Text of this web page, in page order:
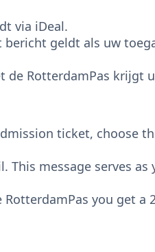
via iDeal.
geldt als uw
RotterdamPas krijgt
ticket, choose
message serves
you get a